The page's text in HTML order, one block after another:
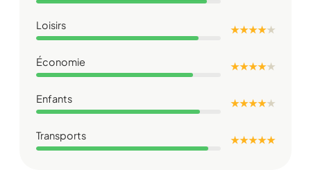
Loisirs ★ ★ ★ ★★
Économie ★ ★ ★ ★★
Enfants ★ ★ ★ ★★
Transports ★ ★ ★ ★ ★